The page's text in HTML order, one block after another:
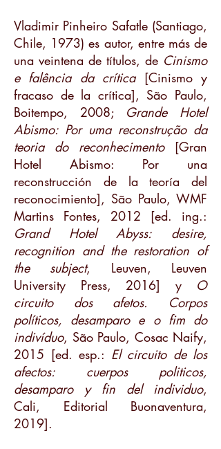
Vladimir Pinheiro Safatle (Santiago,
Chile, 1973) es autor, entre más de
una veintena de títulos, de Cinismo
e falência da crítica [Cinismo y
fracaso de la crítica], São Paulo,
Boitempo, 2008; Grande Hotel
Abismo: Por uma reconstrução da
teoria do reconhecimento [Gran
Hotel Abismo: Por una
reconstrucción de la teoría del
reconocimiento], São Paulo, WMF
Martins Fontes, 2012 [ed. ing.:
Grand Hotel Abyss: desire,
recognition and the restoration of
the subject, Leuven, Leuven
University Press, 2016] y O
circuito dos afetos. Corpos
políticos, desamparo e o fim do
indivíduo, São Paulo, Cosac Naify,
2015 [ed. esp.: El circuito de los
afectos: cuerpos politicos,
desamparo y fin del individuo,
Cali, Editorial Buonaventura,
2019].